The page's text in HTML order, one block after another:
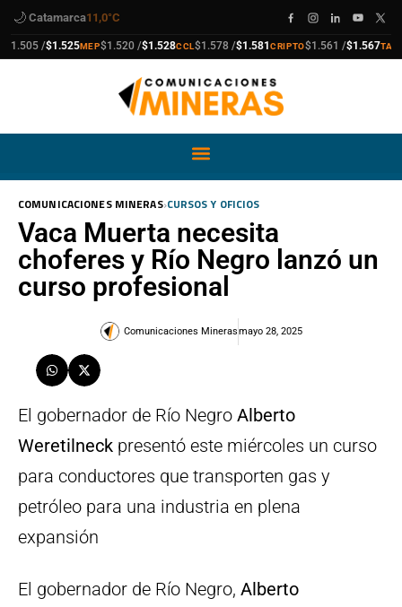
🌙 Catamarca11,0°C
/$1.525MEP
compra$1.520 /
venta $1.528CCL
compra$1.578 /
venta $1.581CRIPTO
compra$1.561 /
venta $1.567venta
COMUNICACIONES MINERAS›CURSOS Y OFICIOS
Vaca Muerta necesita
choferes y Río Negro lanzó un
curso profesional
Comunicaciones Minerasmayo 28, 2025
El gobernador de Río Negro Alberto
Weretilneck presentó este miércoles un curso
para conductores que transporten gas y
petróleo para una industria en plena
expansión
El gobernador de Río Negro, Alberto